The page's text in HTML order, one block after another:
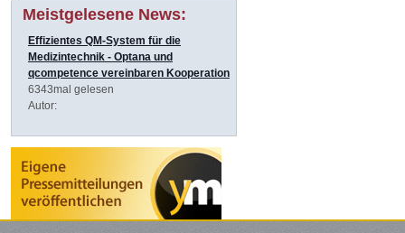
Meistgelesene News:
Effizientes QM-System für die
Medizintechnik - Optana und
qcompetence vereinbaren Kooperation
6343mal gelesen
Autor: